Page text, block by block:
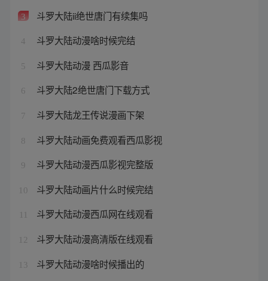
3 斗罗大陆ii绝世唐门有续集吗
4 斗罗大陆动漫啥时候完结
5 斗罗大陆动漫 西瓜影音
6 斗罗大陆2绝世唐门下载方式
7 斗罗大陆龙王传说漫画下架
8 斗罗大陆动画免费观看西瓜影视
9 斗罗大陆动漫西瓜影视完整版
10 斗罗大陆动画片什么时候完结
斗罗大陆动漫西瓜网在线观看
12 斗罗大陆动漫高清版在线观看
13 斗罗大陆动漫啥时候播出的